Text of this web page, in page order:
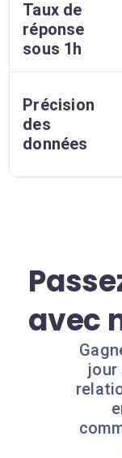
Taux de
réponse
sous 1h
Précision
des
données
avec
jour